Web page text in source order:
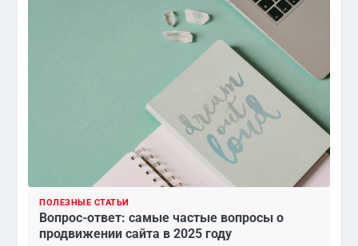
ПОЛЕЗНЫЕ СТАТЬИ
Вопрос-ответ: самые частые вопросы о
продвижении сайта в 2025 году